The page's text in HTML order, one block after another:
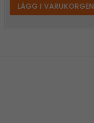
LÄGG I VARUKORGEN